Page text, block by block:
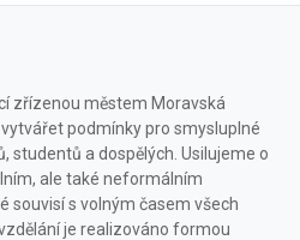
zřízenou městem Moravská
podmínky pro smysluplné
studentů a dospělých. Usilujeme o
ale také neformálním
souvisí s volným časem všech
je realizováno formou